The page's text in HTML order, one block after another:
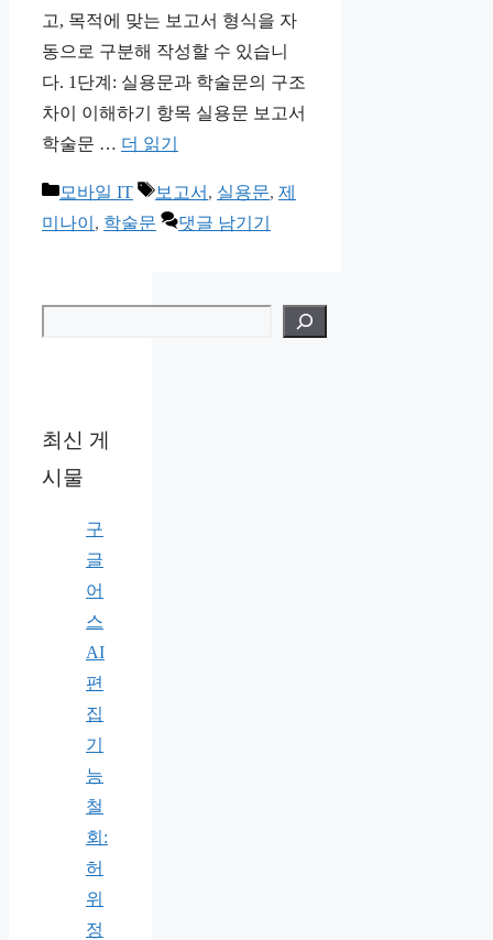
고, 목적에 맞는 보고서 형식을 자
동으로 구분해 작성할 수 있습니
다. 1단계: 실용문과 학술문의 구조
차이 이해하기 항목 실용문 보고서
학술문 … 더 읽기
카
테
모바일 IT
태
그
보고서 , 실용문, 제
미나이 , 학술문 댓글 남기기
최신 게
시물
구
글
어
스
AI
편
집
기
능
철
회:
허
위
정